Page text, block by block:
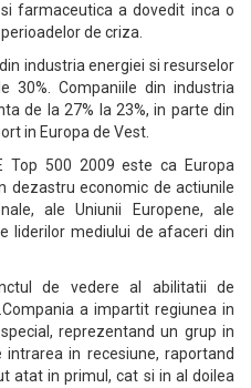
farmaceutica a dovedit inca o
de criza.
industria energiei si resurselor
30%. Companiile din industria
de la 27% la 23%, in parte din
in Europa de Vest.
Top 500 2009 este ca Europa
dezastru economic de actiunile
ale Uniunii Europene, ale
liderilor mediului de afaceri din
de vedere al abilitatii de
a impartit regiunea in
reprezentand un grup in
in recesiune, raportand
atat in primul, cat si in al doilea